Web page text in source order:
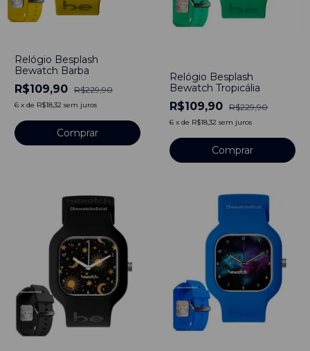
Relógio Besplash
Bewatch Barba
R$109,90 R$229,90
6 x de R$18,32 sem juros
Relógio Besplash
Bewatch Tropicália
R$109,90 R$229,90
6 x de R$18,32 sem juros